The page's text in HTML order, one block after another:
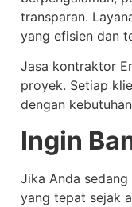
transparan.
yang efisien dan
Jasa kontraktor
proyek. Setiap
dengan
Ingin
Jika Anda sedang
yang tepat sejak